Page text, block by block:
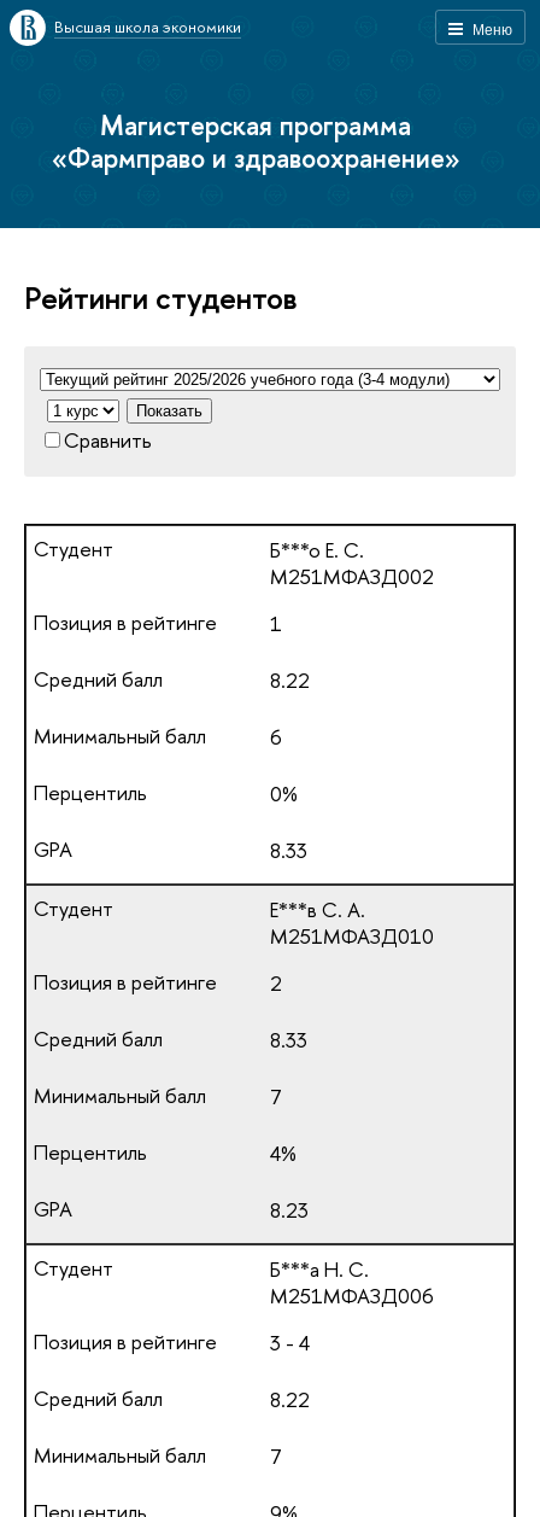
Меню
Высшая школа экономики
Магистерская программа
«Фармправо и здравоохранение»
Рейтинги студентов
Показать
Сравнить
Б***о Е. С.
М251МФАЗД002
1
8.22
6
0%
8.33
Е***в С. А.
М251МФАЗД010
2
8.33
7
4%
8.23
Б***а Н. С.
М251МФАЗД006
3 - 4
8.22
7